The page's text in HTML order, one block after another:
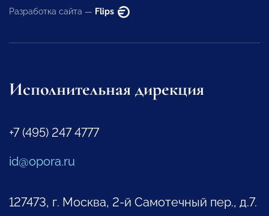
Разработка сайта — Flips
Исполнительная дирекция
+7 (495) 247 4777
id@opora.ru
127473, г. Москва, 2-й Самотечный пер., д.7.